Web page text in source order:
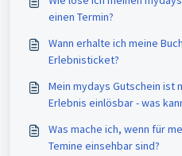
einen Termin?
Wann erhalte ich meine
Erlebnisticket?
Mein mydays Gutschein ist
Erlebnis einlösbar - was
Was mache ich, wenn für
Temine einsehbar sind?